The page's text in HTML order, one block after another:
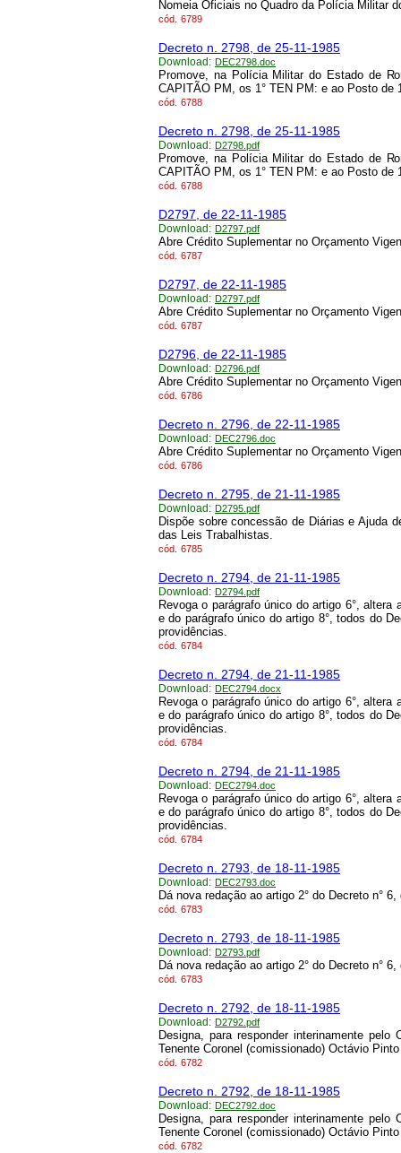
Nomeia Oficiais no Quadro da Polícia Militar
cód. 6789
Decreto n. 2798, de 25-11-1985
Download: DEC2798.doc
Promove, na Polícia Militar do Estado de
CAPITÃO PM, os 1° TEN PM: e ao Posto de
cód. 6788
Decreto n. 2798, de 25-11-1985
Download: D2798.pdf
Promove, na Polícia Militar do Estado de
CAPITÃO PM, os 1° TEN PM: e ao Posto de
cód. 6788
D2797, de 22-11-1985
Download: D2797.pdf
Abre Crédito Suplementar no Orçamento
cód. 6787
D2797, de 22-11-1985
Download: D2797.pdf
Abre Crédito Suplementar no Orçamento
cód. 6787
D2796, de 22-11-1985
Download: D2796.pdf
Abre Crédito Suplementar no Orçamento
cód. 6786
Decreto n. 2796, de 22-11-1985
Download: DEC2796.doc
Abre Crédito Suplementar no Orçamento
cód. 6786
Decreto n. 2795, de 21-11-1985
Download: D2795.pdf
Dispõe sobre concessão de Diárias e Ajuda
das Leis Trabalhistas.
cód. 6785
Decreto n. 2794, de 21-11-1985
Download: D2794.pdf
Revoga o parágrafo único do artigo 6°,
e do parágrafo único do artigo 8°, todos do
providências.
cód. 6784
Decreto n. 2794, de 21-11-1985
Download: DEC2794.docx
Revoga o parágrafo único do artigo 6°,
e do parágrafo único do artigo 8°, todos do
providências.
cód. 6784
Decreto n. 2794, de 21-11-1985
Download: DEC2794.doc
Revoga o parágrafo único do artigo 6°,
e do parágrafo único do artigo 8°, todos do
providências.
cód. 6784
Decreto n. 2793, de 18-11-1985
Download: DEC2793.doc
Dá nova redação ao artigo 2° do Decreto n°
cód. 6783
Decreto n. 2793, de 18-11-1985
Download: D2793.pdf
Dá nova redação ao artigo 2° do Decreto n°
cód. 6783
Decreto n. 2792, de 18-11-1985
Download: D2792.pdf
Designa, para responder interinamente
Tenente Coronel (comissionado) Octávio
cód. 6782
Decreto n. 2792, de 18-11-1985
Download: DEC2792.doc
Designa, para responder interinamente
Tenente Coronel (comissionado) Octávio
cód. 6782